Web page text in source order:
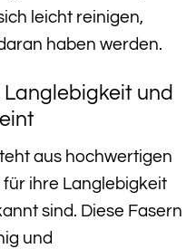
leicht reinigen,
haben werden.
und
aus hochwertigen
ihre Langlebigkeit
sind. Diese Fasern
und